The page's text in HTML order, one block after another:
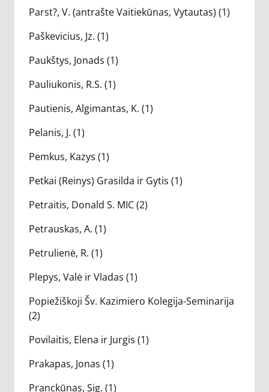
Parst?, V. (antrašte Vaitiekūnas, Vytautas) (1)
Paškevicius, Jz. (1)
Paukštys, Jonads (1)
Pauliukonis, R.S. (1)
Pautienis, Algimantas, K. (1)
Pelanis, J. (1)
Pemkus, Kazys (1)
Petkai (Reinys) Grasilda ir Gytis (1)
Petraitis, Donald S. MIC (2)
Petrauskas, A. (1)
Petrulienė, R. (1)
Plepys, Valė ir Vladas (1)
Popiežiškoji Šv. Kazimiero Kolegija-Seminarija
(2)
Povilaitis, Elena ir Jurgis (1)
Prakapas, Jonas (1)
Pranckūnas, Sig. (1)